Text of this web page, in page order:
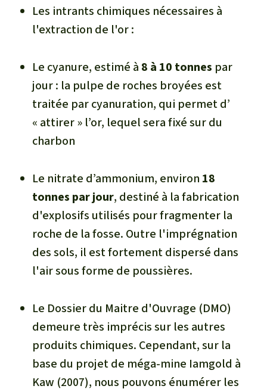
Les intrants chimiques nécessaires à
l'extraction de l'or :
Le cyanure, estimé à 8 à 10 tonnes par
jour : la pulpe de roches broyées est
traitée par cyanuration, qui permet d’
« attirer » l’or, lequel sera fixé sur du
charbon
Le nitrate d’ammonium, environ 18
tonnes par jour, destiné à la fabrication
d'explosifs utilisés pour fragmenter la
roche de la fosse. Outre l'imprégnation
des sols, il est fortement dispersé dans
l'air sous forme de poussières.
Le Dossier du Maitre d'Ouvrage (DMO)
demeure très imprécis sur les autres
produits chimiques. Cependant, sur la
base du projet de méga-mine Iamgold à
Kaw (2007), nous pouvons énumérer les